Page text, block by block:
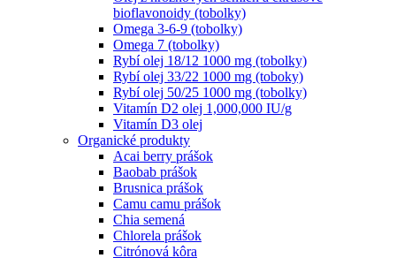
bioflavonoidy (tobolky)
Omega 3-6-9 (tobolky)
Omega 7 (tobolky)
Rybí olej 18/12 1000 mg (tobolky)
Rybí olej 33/22 1000 mg (toboky)
Rybí olej 50/25 1000 mg (tobolky)
Vitamín D2 olej 1,000,000 IU/g
Vitamín D3 olej
Organické produkty
Acai berry prášok
Baobab prášok
Brusnica prášok
Camu camu prášok
Chia semená
Chlorela prášok
Citrónová kôra